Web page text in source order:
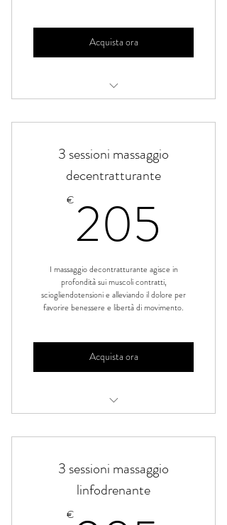
Acquista ora
3 sessioni massaggio
decentratturante
€ 205
I massaggio decontratturante agisce in
profondità sui muscoli contratti,
sciogliendotensioni e alleviando il dolore per
favorire benessere e libertà di movimento.
Acquista ora
3 sessioni massaggio
linfodrenante
€